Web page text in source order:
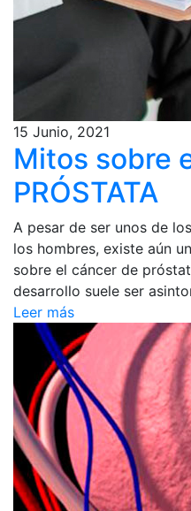
15 Junio, 2021
Mitos sobre
PRÓSTATA
A pesar de ser unos de
los hombres, existe aún
sobre el cáncer de
desarrollo suele ser
Leer más